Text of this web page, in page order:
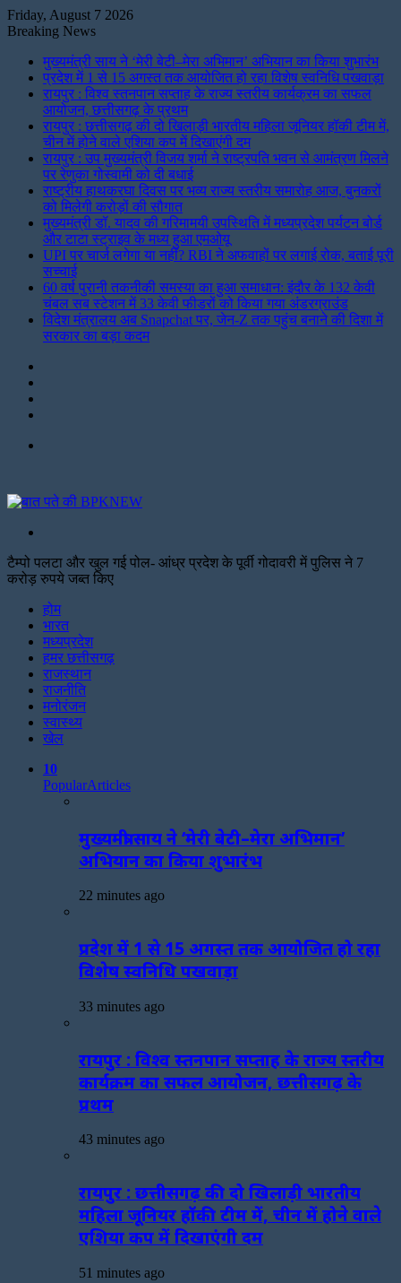
Friday, August 7 2026
Breaking News
मुख्यमंत्री साय ने ‘मेरी बेटी–मेरा अभिमान’ अभियान का किया शुभारंभ
प्रदेश में 1 से 15 अगस्त तक आयोजित हो रहा विशेष स्वनिधि पखवाड़ा
रायपुर : विश्व स्तनपान सप्ताह के राज्य स्तरीय कार्यक्रम का सफल
आयोजन, छत्तीसगढ़ के प्रथम
रायपुर : छत्तीसगढ़ की दो खिलाड़ी भारतीय महिला जूनियर हॉकी टीम में,
चीन में होने वाले एशिया कप में दिखाएंगी दम
रायपुर : उप मुख्यमंत्री विजय शर्मा ने राष्ट्रपति भवन से आमंत्रण मिलने
पर रेणुका गोस्वामी को दी बधाई
राष्ट्रीय हाथकरघा दिवस पर भव्य राज्य स्तरीय समारोह आज, बुनकरों
को मिलेगी करोड़ों की सौगात
मुख्यमंत्री डॉ. यादव की गरिमामयी उपस्थिति में मध्यप्रदेश पर्यटन बोर्ड
और टाटा स्ट्राइव के मध्य हुआ एमओयू
UPI पर चार्ज लगेगा या नहीं? RBI ने अफवाहों पर लगाई रोक, बताई पूरी
सच्चाई
60 वर्ष पुरानी तकनीकी समस्या का हुआ समाधान: इंदौर के 132 केवी
चंबल सब स्टेशन में 33 केवी फीडरों को किया गया अंडरग्राउंड
विदेश मंत्रालय अब Snapchat पर, जेन-Z तक पहुंच बनाने की दिशा में
सरकार का बड़ा कदम
टैम्पो पलटा और खुल गई पोल- आंध्र प्रदेश के पूर्वी गोदावरी में पुलिस ने 7
करोड़ रुपये जब्त किए
होम
भारत
मध्यप्रदेश
हमर छत्तीसगढ़
राजस्थान
राजनीति
मनोरंजन
स्वास्थ्य
खेल
10
PopularArticles
मुख्यमंत्री साय ने ‘मेरी बेटी–मेरा अभिमान’
अभियान का किया शुभारंभ
22 minutes ago
प्रदेश में 1 से 15 अगस्त तक आयोजित हो रहा
विशेष स्वनिधि पखवाड़ा
33 minutes ago
रायपुर : विश्व स्तनपान सप्ताह के राज्य स्तरीय
कार्यक्रम का सफल आयोजन, छत्तीसगढ़ के
प्रथम
43 minutes ago
रायपुर : छत्तीसगढ़ की दो खिलाड़ी भारतीय
महिला जूनियर हॉकी टीम में, चीन में होने वाले
एशिया कप में दिखाएंगी दम
51 minutes ago